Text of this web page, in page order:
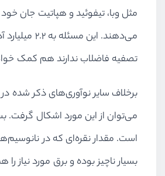
مثل وبا، تیفوئید و هپاتیت جان
می‌دهند. این مسئله به ۲ . ۲
تصفیه فاضلاب ندارند هم کمک
برخلاف سایر نوآوری‌های ذکر شده
می‌توان از این مورد اشکال گرفت.
است. مقدار نقره‌ای که در
بسیار ناچیز بوده و برق مورد نیاز